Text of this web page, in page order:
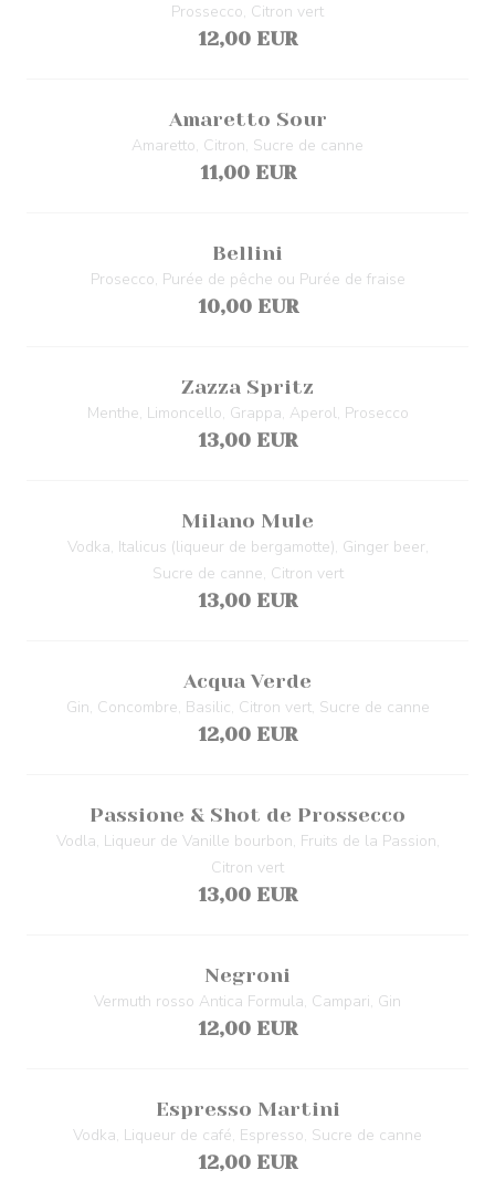
Prossecco, Citron vert
12,00 EUR
Amaretto Sour
Amaretto, Citron, Sucre de canne
11,00 EUR
Bellini
Prosecco, Purée de pêche ou Purée de fraise
10,00 EUR
Zazza Spritz
Menthe, Limoncello, Grappa, Aperol, Prosecco
13,00 EUR
Milano Mule
Vodka, Italicus (liqueur de bergamotte), Ginger beer,
Sucre de canne, Citron vert
13,00 EUR
Acqua Verde
Gin, Concombre, Basilic, Citron vert, Sucre de canne
12,00 EUR
Passione & Shot de Prossecco
Vodla, Liqueur de Vanille bourbon, Fruits de la Passion,
Citron vert
13,00 EUR
Negroni
Vermuth rosso Antica Formula, Campari, Gin
12,00 EUR
Espresso Martini
Vodka, Liqueur de café, Espresso, Sucre de canne
12,00 EUR